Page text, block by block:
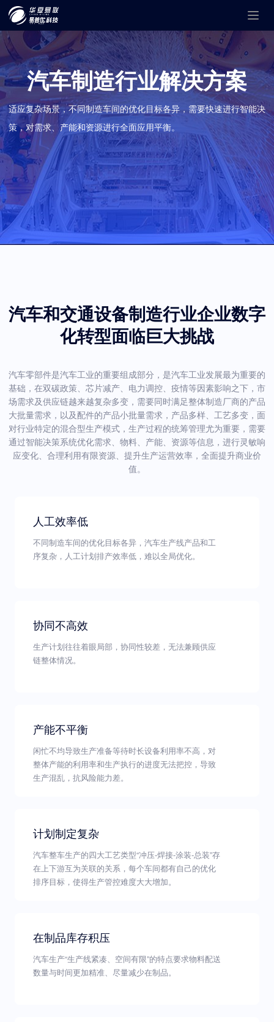
汽车制造行业解决方案
适应复杂场景，不同制造车间的优化目标各异，需要快速进行智能决
策，对需求、产能和资源进行全面应用平衡。
汽车和交通设备制造行业企业数字
化转型面临巨大挑战
汽车零部件是汽车工业的重要组成部分，是汽车工业发展最为重要的
基础，在双碳政策、芯片减产、电力调控、疫情等因素影响之下，市
场需求及供应链越来越复杂多变，需要同时满足整体制造厂商的产品
大批量需求，以及配件的产品小批量需求，产品多样、工艺多变，面
对行业特定的混合型生产模式，生产过程的统筹管理尤为重要，需要
通过智能决策系统优化需求、物料、产能、资源等信息，进行灵敏响
应变化、合理利用有限资源、提升生产运营效率，全面提升商业价
值。
人工效率低
不同制造车间的优化目标各异，汽车生产线产品和工
序复杂，人工计划排产效率低，难以全局优化。
协同不高效
生产计划往往着眼局部，协同性较差，无法兼顾供应
链整体情况。
产能不平衡
闲忙不均导致生产准备等待时长设备利用率不高，对
整体产能的利用率和生产执行的进度无法把控，导致
生产混乱，抗风险能力差。
计划制定复杂
汽车整车生产的四大工艺类型“冲压-焊接-涂装-总装”存
在上下游互为关联的关系，每个车间都有自己的优化
排序目标，使得生产管控难度大大增加。
在制品库存积压
汽车生产“生产线紧凑、空间有限”的特点要求物料配送
数量与时间更加精准、尽量减少在制品。